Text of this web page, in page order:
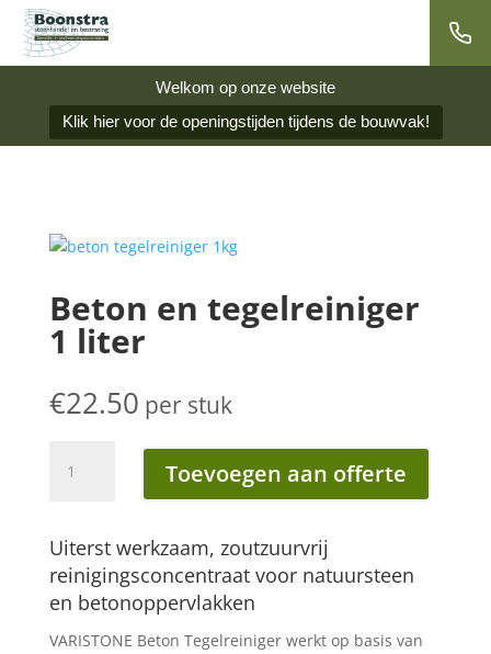
Welkom op onze website
Klik hier voor de openingstijden tijdens de bouwvak!
Beton en tegelreiniger
1 liter
€22.50 per stuk
liter
aantal
Toevoegen aan offerte
Uiterst werkzaam, zoutzuurvrij
reinigingsconcentraat voor natuursteen
en betonoppervlakken
VARISTONE Beton Tegelreiniger werkt op basis van